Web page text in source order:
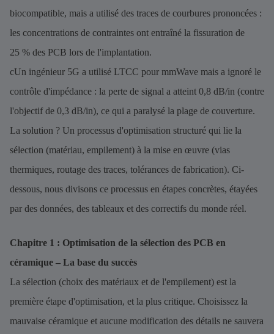
biocompatible, mais a utilisé des traces de courbures prononcées :
les concentrations de contraintes ont entraîné la fissuration de
25 % des PCB lors de l'implantation.
cUn ingénieur 5G a utilisé LTCC pour mmWave mais a ignoré le
contrôle d'impédance : la perte de signal a atteint 0,8 dB/in (contre
l'objectif de 0,3 dB/in), ce qui a paralysé la plage de couverture.
La solution ? Un processus d'optimisation structuré qui lie la
sélection (matériau, empilement) à la mise en œuvre (vias
thermiques, routage des traces, tolérances de fabrication). Ci-
dessous, nous divisons ce processus en étapes concrètes, étayées
par des données, des tableaux et des correctifs du monde réel.
Chapitre 1 : Optimisation de la sélection des PCB en
céramique – La base du succès
La sélection (choix des matériaux et de l'empilement) est la
première étape d'optimisation, et la plus critique. Choisissez la
mauvaise céramique et aucune modification des détails ne sauvera